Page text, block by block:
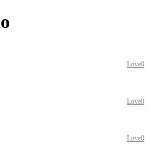
Love0
Love0
Love0